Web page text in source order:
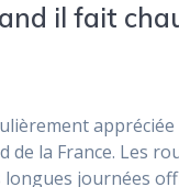
il fait
de la France. Les
longues journées